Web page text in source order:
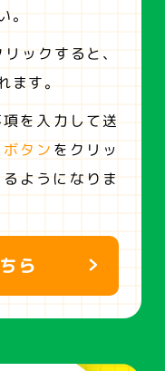
ックすると、
ます。
を入力して送
タン をクリッ
ようになりま
ら